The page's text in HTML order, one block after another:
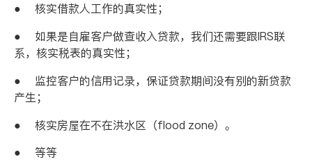
● 核实借款人工作的真实性；
● 如果是自雇客户做查收入贷款，我们还需要跟IRS联
系，核实税表的真实性；
● 监控客户的信用记录，保证贷款期间没有别的新贷款
产生；
● 核实房屋在不在洪水区（flood zone）。
● 等等